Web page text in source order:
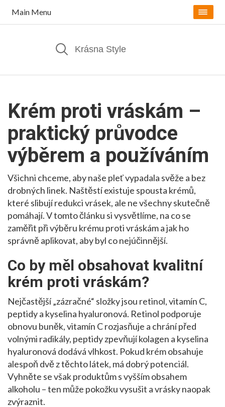
Main Menu
Krém proti vráskám –
praktický průvodce
výběrem a používáním
Všichni chceme, aby naše pleť vypadala svěže a bez
drobných linek. Naštěstí existuje spousta krémů,
které slibují redukci vrásek, ale ne všechny skutečně
pomáhají. V tomto článku si vysvětlíme, na co se
zaměřit při výběru krému proti vráskám a jak ho
správně aplikovat, aby byl co nejúčinnější.
Co by měl obsahovat kvalitní
krém proti vráskám?
Nejčastější „zázračné“ složky jsou retinol, vitamín C,
peptidy a kyselina hyaluronová. Retinol podporuje
obnovu buněk, vitamín C rozjasňuje a chrání před
volnými radikály, peptidy zpevňují kolagen a kyselina
hyaluronová dodává vlhkost. Pokud krém obsahuje
alespoň dvě z těchto látek, má dobrý potenciál.
Vyhněte se však produktům s vyšším obsahem
alkoholu – ten může pokožku vysušit a vrásky naopak
zvýraznit.